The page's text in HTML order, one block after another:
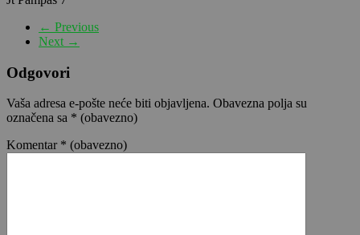
← Previous
Next →
Odgovori
Vaša adresa e-pošte neće biti objavljena. Obavezna polja su
označena sa * (obavezno)
Komentar * (obavezno)